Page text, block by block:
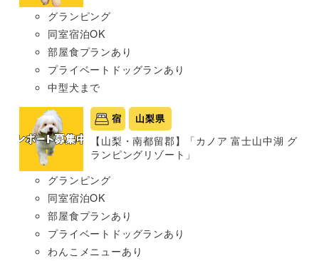
グランピング
同室宿泊OK
部屋食プランあり
プライベートドッグランあり
中型犬まで
宿 山梨県
【山梨・南都留郡】「カノア 富士山中湖 グ
ランピングリゾート」
グランピング
同室宿泊OK
部屋食プランあり
プライベートドッグランあり
わんこメニューあり